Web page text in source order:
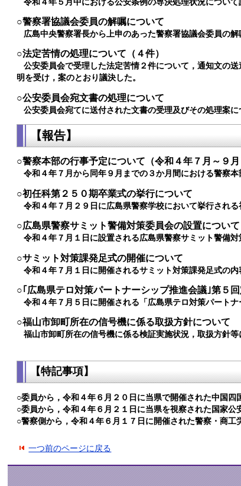
○警察署協議会委員の解嘱について
広島中央警察署長から上申のあった警察署協議会委員の
○法定苦情の処理について（４件）
公安委員会で受理した法定苦情２件について，通知文の
明を受け，案のとおり議決した。
○公安委員会宛文書の処理について
公安委員会宛てに送付された文書の受理及びその処理案
【報告】
○警察本部の行事予定について（令和４年７月～９月
令和４年７月から同年９月までの３か月間における警察本
○初任科第２５０期卒業式の挙行について
令和４年７月２９日に広島県警察学校において挙行され
○広島県警察サミット警備対策委員会の設置について
令和４年７月１日に設置される広島県警察サミット警備
○サミット対策課発足式の開催について
令和４年７月１日に開催されるサミット対策課発足式の内
○｢広島県テロ対策パートナーシップ推進会議｣第５
令和４年７月５日に開催される「広島県テロ対策パート
○福山市卸町所在の信号機に係る取扱方針について
福山市卸町所在の信号機に係る検証実施状況，取扱方針
【特記事項】
○委員から，令和４年６月２０日に当県で開催された中国
○委員から，令和４年６月２１日に当県を視察された国家公
○警察側から，令和４年６月１７日に開催された警察・商工
一つ前のページに戻る